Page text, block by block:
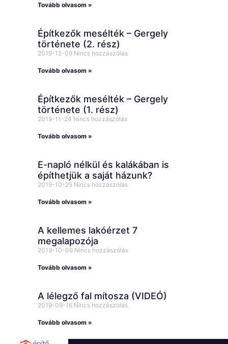
Tovább olvasom »
Építkezők mesélték – Gergely
története (2. rész)
2019-12-09 Nincs hozzászólás
Tovább olvasom »
Építkezők mesélték – Gergely
története (1. rész)
2019-11-24 Nincs hozzászólás
Tovább olvasom »
E-napló nélkül és kalákában is
építhetjük a saját házunk?
2019-10-25 Nincs hozzászólás
Tovább olvasom »
A kellemes lakóérzet 7
megalapozója
2019-10-09 Nincs hozzászólás
Tovább olvasom »
A lélegző fal mítosza (VIDEÓ)
2019-09-16 Nincs hozzászólás
Tovább olvasom »